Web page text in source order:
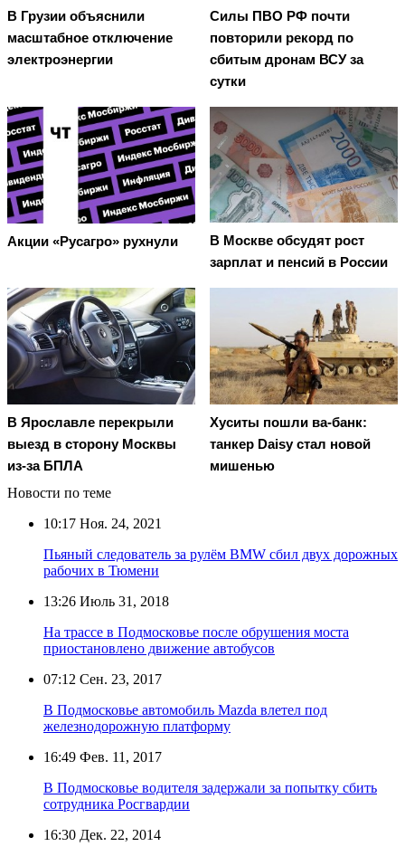
В Грузии объяснили
масштабное отключение
электроэнергии
Cилы ПВО РФ почти
повторили рекорд по
сбитым дронам ВСУ за
сутки
Акции «Русагро» рухнули
В Москве обсудят рост
зарплат и пенсий в России
В Ярославле перекрыли
выезд в сторону Москвы
из-за БПЛА
Хуситы пошли ва-банк:
танкер Daisy стал новой
мишенью
Новости по теме
10:17 Ноя. 24, 2021
Пьяный следователь за рулём BMW сбил двух дорожных
рабочих в Тюмени
13:26 Июль 31, 2018
На трассе в Подмосковье после обрушения моста
приостановлено движение автобусов
07:12 Сен. 23, 2017
В Подмосковье автомобиль Mazda влетел под
железнодорожную платформу
16:49 Фев. 11, 2017
В Подмосковье водителя задержали за попытку сбить
сотрудника Росгвардии
16:30 Дек. 22, 2014